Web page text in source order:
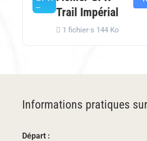
Trail Impérial
1 fichier·s 144 Ko
Informations pratiques
Départ :